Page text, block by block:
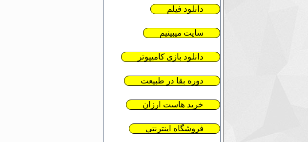
دانلود فیلم
سایت میبینیم
دانلود بازی کامیپوتر
دوره بقا در طبیعت
خرید هاست ارزان
فروشگاه اینترنتی